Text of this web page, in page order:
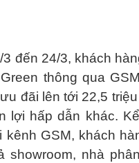
đến 24/3, khách
thông qua
đãi lên tới 22,5
lợi hấp dẫn khác.
kênh GSM, khách
showroom, nhà